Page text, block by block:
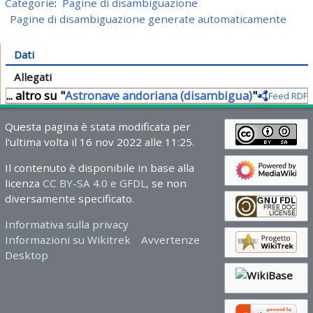
Categorie: Pagine di disambiguazione
Pagine di disambiguazione generate automaticamente
Dati
Allegati
... altro su "Astronave andoriana (disambigua)" Feed RDF
Questa pagina è stata modificata per
l'ultima volta il 16 nov 2022 alle 11:25.
Il contenuto è disponibile in base alla
licenza CC BY-SA 4.0 e GFDL, se non
diversamente specificato.
Informativa sulla privacy
Informazioni su Wikitrek
Avvertenze
Desktop